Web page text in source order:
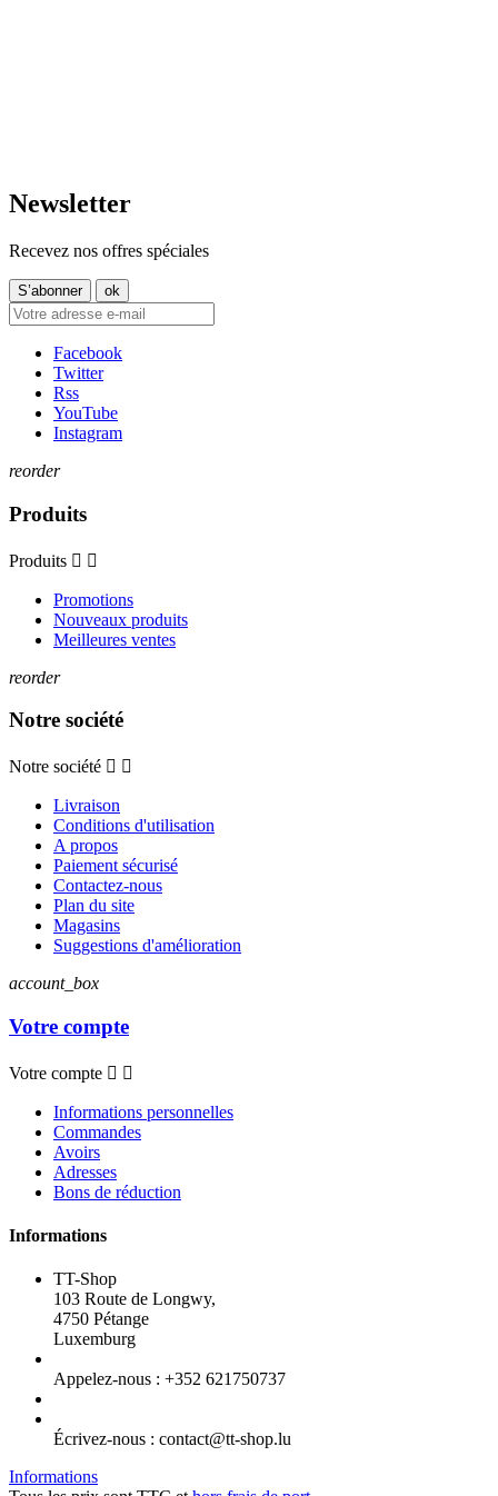
Newsletter
Recevez nos offres spéciales
Facebook
Twitter
Rss
YouTube
Instagram
reorder
Produits
Produits  
Promotions
Nouveaux produits
Meilleures ventes
reorder
Notre société
Notre société  
Livraison
Conditions d'utilisation
A propos
Paiement sécurisé
Contactez-nous
Plan du site
Magasins
Suggestions d'amélioration
account_box
Votre compte
Votre compte  
Informations personnelles
Commandes
Avoirs
Adresses
Bons de réduction
Informations
TT-Shop
103 Route de Longwy,
4750 Pétange
Luxemburg
Appelez-nous : +352 621750737
Écrivez-nous : contact@tt-shop.lu
Informations